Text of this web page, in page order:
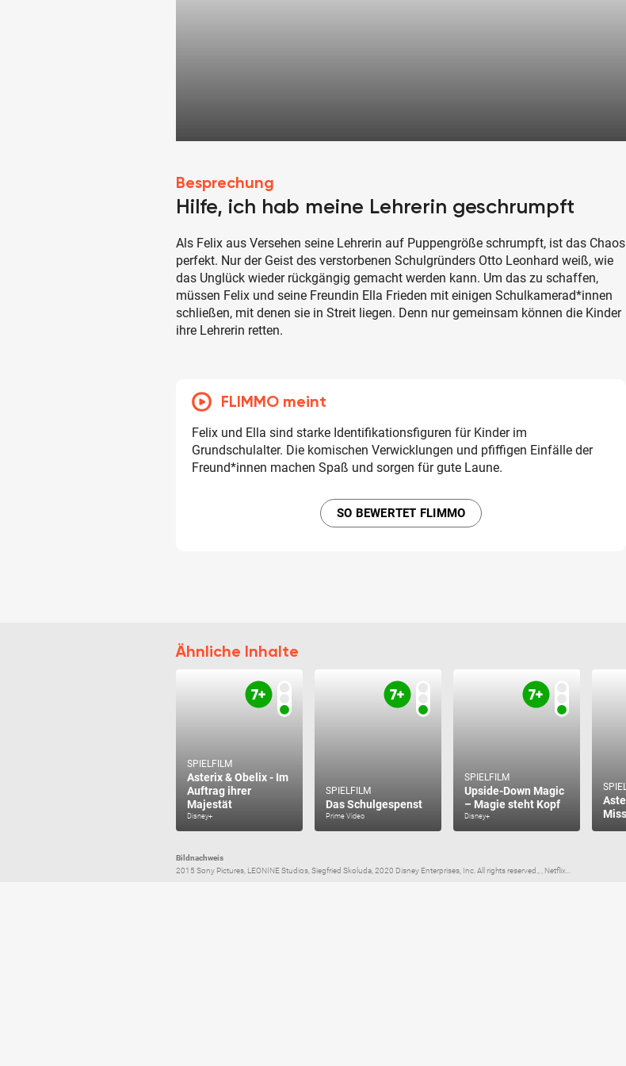
Besprechung
Hilfe, ich hab meine Lehrerin geschrumpft
Als Felix aus Versehen seine Lehrerin auf Puppengröße schrumpft, ist das Chaos
perfekt. Nur der Geist des verstorbenen Schulgründers Otto Leonhard weiß, wie
das Unglück wieder rückgängig gemacht werden kann. Um das zu schaffen,
müssen Felix und seine Freundin Ella Frieden mit einigen Schulkamerad*innen
schließen, mit denen sie in Streit liegen. Denn nur gemeinsam können die Kinder
ihre Lehrerin retten.
FLIMMO meint
Felix und Ella sind starke Identifikationsfiguren für Kinder im
Grundschulalter. Die komischen Verwicklungen und pfiffigen Einfälle der
Freund*innen machen Spaß und sorgen für gute Laune.
SO BEWERTET FLIMMO
Ähnliche Inhalte
SPIELFILM
Asterix & Obelix - Im
Auftrag ihrer
Majestät
Disney+
SPIELFILM
Das Schulgespenst
Prime Video
SPIELFILM
Upside-Down Magic
– Magie steht Kopf
Disney+
Bildnachweis
2015 Sony Pictures, LEONINE Studios, Siegfried Skoluda, 2020 Disney Enterprises, Inc. All rights reserved., , Netflix...